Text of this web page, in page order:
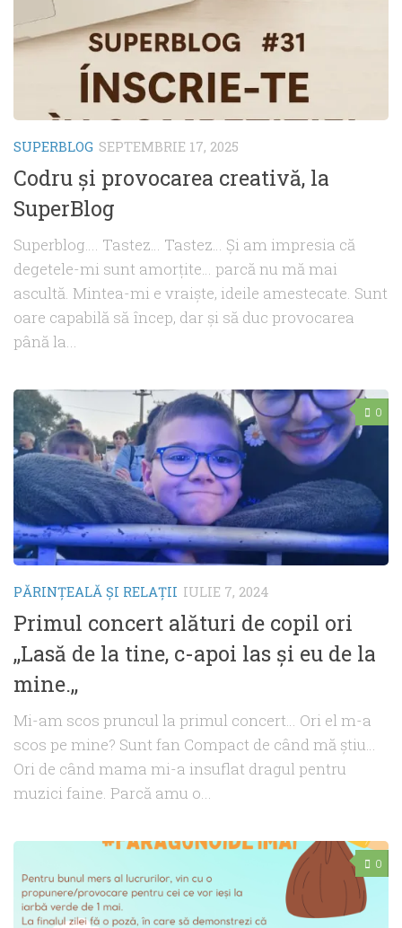
SUPERBLOG SEPTEMBRIE 17, 2025
Codru și provocarea creativă, la
SuperBlog
Superblog…. Tastez… Tastez… Și am impresia că
degetele-mi sunt amorțite… parcă nu mă mai
ascultă. Mintea-mi e vraiște, ideile amestecate. Sunt
oare capabilă să încep, dar și să duc provocarea
până la...
0
PĂRINŢEALĂ ŞI RELAŢII IULIE 7, 2024
Primul concert alături de copil ori
,,Lasă de la tine, c-apoi las și eu de la
mine.,,
Mi-am scos pruncul la primul concert… Ori el m-a
scos pe mine? Sunt fan Compact de când mă știu…
Ori de când mama mi-a insuflat dragul pentru
muzici faine. Parcă amu o...
0